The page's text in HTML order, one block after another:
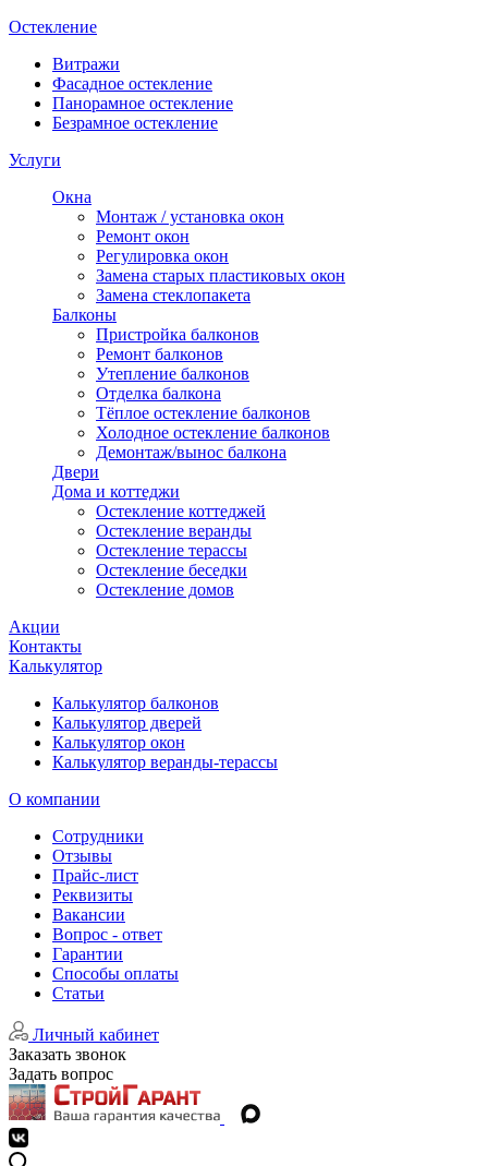
Остекление
Витражи
Фасадное остекление
Панорамное остекление
Безрамное остекление
Услуги
Окна
Монтаж / установка окон
Ремонт окон
Регулировка окон
Замена старых пластиковых окон
Замена стеклопакета
Балконы
Пристройка балконов
Ремонт балконов
Утепление балконов
Отделка балкона
Тёплое остекление балконов
Холодное остекление балконов
Демонтаж/вынос балкона
Двери
Дома и коттеджи
Остекление коттеджей
Остекление веранды
Остекление терассы
Остекление беседки
Остекление домов
Акции
Контакты
Калькулятор
Калькулятор балконов
Калькулятор дверей
Калькулятор окон
Калькулятор веранды-терассы
О компании
Сотрудники
Отзывы
Прайс-лист
Реквизиты
Вакансии
Вопрос - ответ
Гарантии
Способы оплаты
Статьи
Личный кабинет
Заказать звонок
Задать вопрос